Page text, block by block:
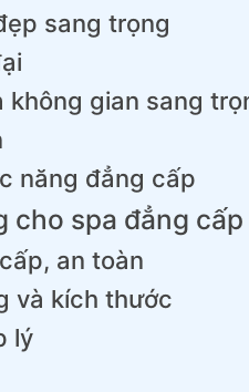
sang trọng
không gian sang
năng đẳng cấp
cho spa đẳng cấp
an toàn
và kích thước
lý